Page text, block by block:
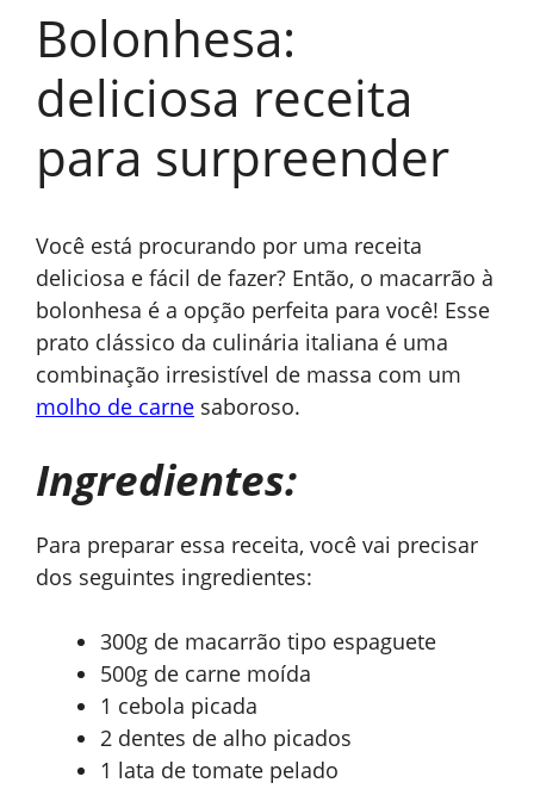
Bolonhesa:
deliciosa receita
para surpreender
Você está procurando por uma receita
deliciosa e fácil de fazer? Então, o macarrão à
bolonhesa é a opção perfeita para você! Esse
prato clássico da culinária italiana é uma
combinação irresistível de massa com um
molho de carne saboroso.
Ingredientes:
Para preparar essa receita, você vai precisar
dos seguintes ingredientes:
300g de macarrão tipo espaguete
500g de carne moída
1 cebola picada
2 dentes de alho picados
1 lata de tomate pelado